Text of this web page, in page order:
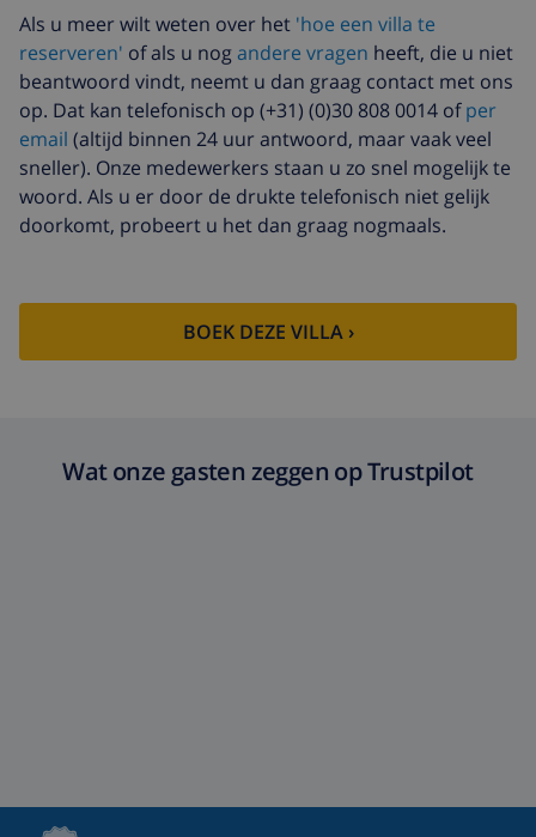
Annuleringsfonds:
4.80% van het totale bedrag
Als u meer wilt weten over het 'hoe een villa te
reserveren' of als u nogandere vragen heeft, die u niet
beantwoord vindt, neemt u dan graag contact met ons
op. Dat kan telefonisch op (+31) (0)30 808 0014 ofper
email (altijd binnen 24 uur antwoord, maar vaak veel
sneller). Onze medewerkers staan u zo snel mogelijk te
woord. Als u er door de drukte telefonisch niet gelijk
doorkomt, probeert u het dan graag nogmaals.
BOEK DEZE VILLA ›
Wat onze gasten zeggen op Trustpilot